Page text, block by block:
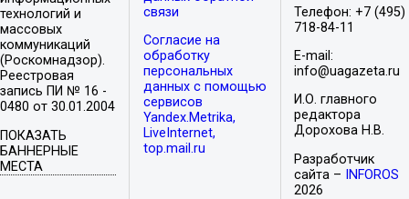
технологий и
массовых
коммуникаций
(Роскомнадзор).
Реестровая
запись ПИ № 16 -
0480 от 30.01.2004
ПОКАЗАТЬ
БАННЕРНЫЕ
МЕСТА
связи
Согласие на
обработку
персональных
данных с помощью
сервисов
Yandex.Metrika,
LiveInternet,
top.mail.ru
Телефон: +7 (495)
718-84-11
E-mail:
info@uagazeta.ru
И.О. главного
редактора
Дорохова Н.В.
Разработчик
сайта –
INFOROS
2026